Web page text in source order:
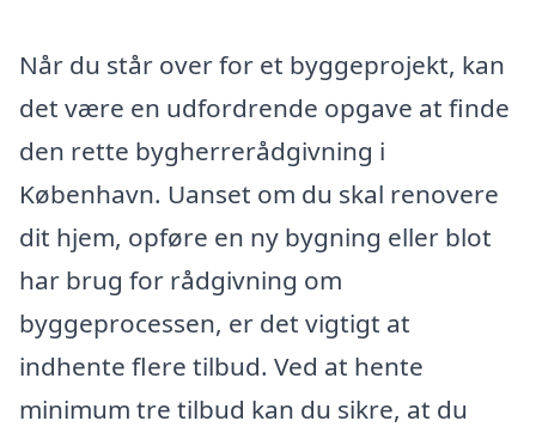
Når du står over for et byggeprojekt, kan
det være en udfordrende opgave at finde
den rette bygherrerådgivning i
København. Uanset om du skal renovere
dit hjem, opføre en ny bygning eller blot
har brug for rådgivning om
byggeprocessen, er det vigtigt at
indhente flere tilbud. Ved at hente
minimum tre tilbud kan du sikre, at du